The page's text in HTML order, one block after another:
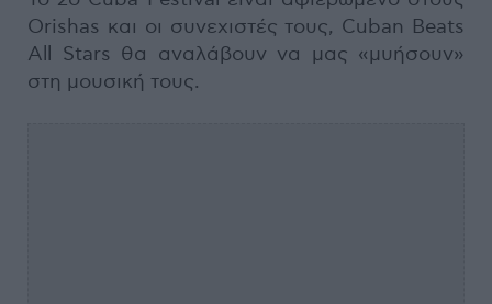
Orishas και οι συνεχιστές τους, Cuban Beats
All Stars θα αναλάβουν να μας «μυήσουν»
στη μουσική τους.